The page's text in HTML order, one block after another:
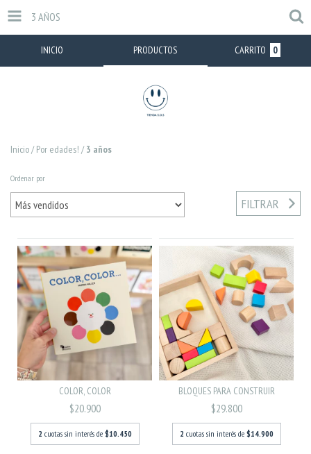
3 AÑOS
INICIO PRODUCTOS CARRITO 0
Inicio/ Por edades! / 3 años
Ordenar por
FILTRAR
COLOR, COLOR
$20.900
2 cuotas sin interés de $10.450
BLOQUES PARA CONSTRUIR
$29.800
2 cuotas sin interés de $14.900